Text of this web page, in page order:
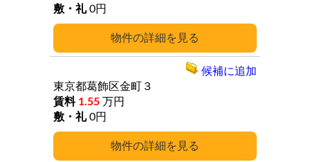
詳細
0円
詳細
東京都葛飾区金町３
1.55 万円
0円
候補に追加